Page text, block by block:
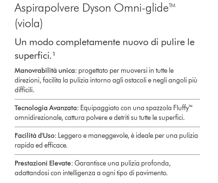
Aspirapolvere Dyson Omni-glide™
(viola)
Un modo completamente nuovo di pulire le
superfici.¹
Manovrabilità unica: progettato per muoversi in tutte le
direzioni, facilita la pulizia intorno agli ostacoli e negli angoli più
difficili.
Tecnologia Avanzata: Equipaggiato con una spazzola Fluffy™
omnidirezionale, cattura polvere e detriti su tutte le superfici.
Facilità d'Uso: Leggero e maneggevole, è ideale per una pulizia
rapida ed efficace.
Prestazioni Elevate:Garantisce una pulizia profonda,
adattandosi con intelligenza a ogni tipo di pavimento.